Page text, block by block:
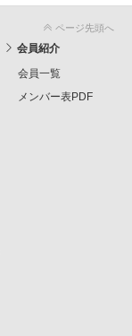
ページ先頭へ
会員紹介
会員一覧
メンバー表PDF